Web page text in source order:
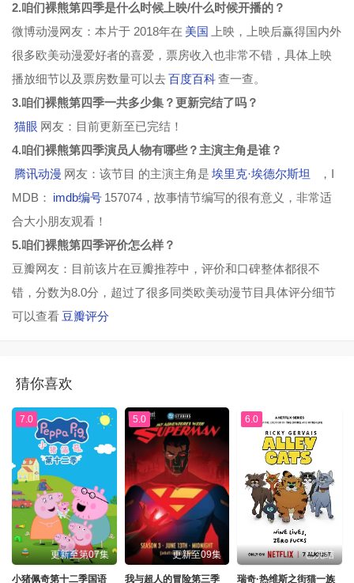
2.咱们裸熊第四季是什么时候上映/什么时候开播的？
微博动漫网友：本片于 2018年在 美国
上映，上映后赢得国内外
很多欧美动漫爱好者的喜爱，票房收入也非常不错，具体上映
播放细节以及票房数量可以去百度百科查一查。
3.咱们裸熊第四季一共多少集？更新完结了吗？
猫眼 网友：目前更新至已完结！
4.咱们裸熊第四季演员人物有哪些？主演主角是谁？
腾讯动漫 网友：该节目 的主演主角是 埃里克·埃德尔斯坦
，I
MDB： imdb编号 157074，故事情节编写的很有意义，非常适
合大小朋友观看！
5.咱们裸熊第四季评价怎么样？
豆瓣网友：目前该片在豆瓣推荐中，评价和口碑整体都很不
错，分数为8.0分，超过了很多同类欧美动漫节目具体评分细节
可以查看 豆瓣评分
猜你喜欢
7.0
更新至第07集
小猪佩奇第十二季国语
5.0
更新至09集
我与超人的冒险第三季
6.0
已完结
瑞奇·热维斯之街猫一族